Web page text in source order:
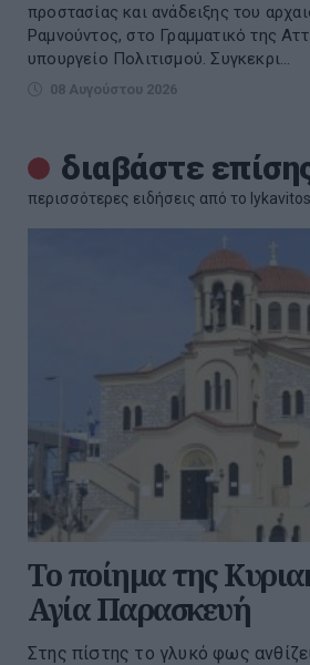
προστασίας και ανάδειξης του
Ραμνούντος, στο Γραμματικό της
υπουργείο Πολιτισμού. Συγκεκρι...
08 Αυγούστου 2026
διαβάστε
περισσότερες ειδήσεις από το
Το ποίημα της
Αγία Παρασκευή
Στης πίστης το γλυκό φως